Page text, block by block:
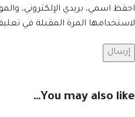
احفظ اسمي، بريدي الإلكتروني،
لاستخدامها المرة المقبلة في
You may also like…